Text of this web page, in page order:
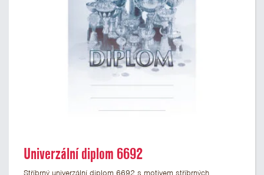
Univerzální diplom 6692
Stříbrný univerzální diplom 6692 s motivem stříbrných